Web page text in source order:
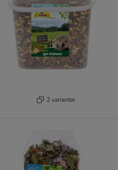
2 varianter